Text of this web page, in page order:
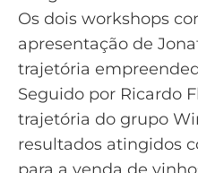
Os dois workshops
apresentação de
trajetória
Seguido por Ricardo
trajetória do grupo
resultados atingidos